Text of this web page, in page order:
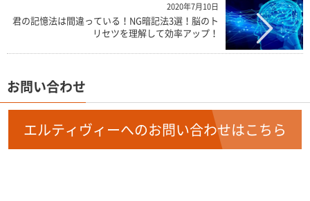
2020年7月10日
君の記憶法は間違っている！NG暗記法3選！脳のト
リセツを理解して効率アップ！
お問い合わせ
エルティヴィーへのお問い合わせはこちら